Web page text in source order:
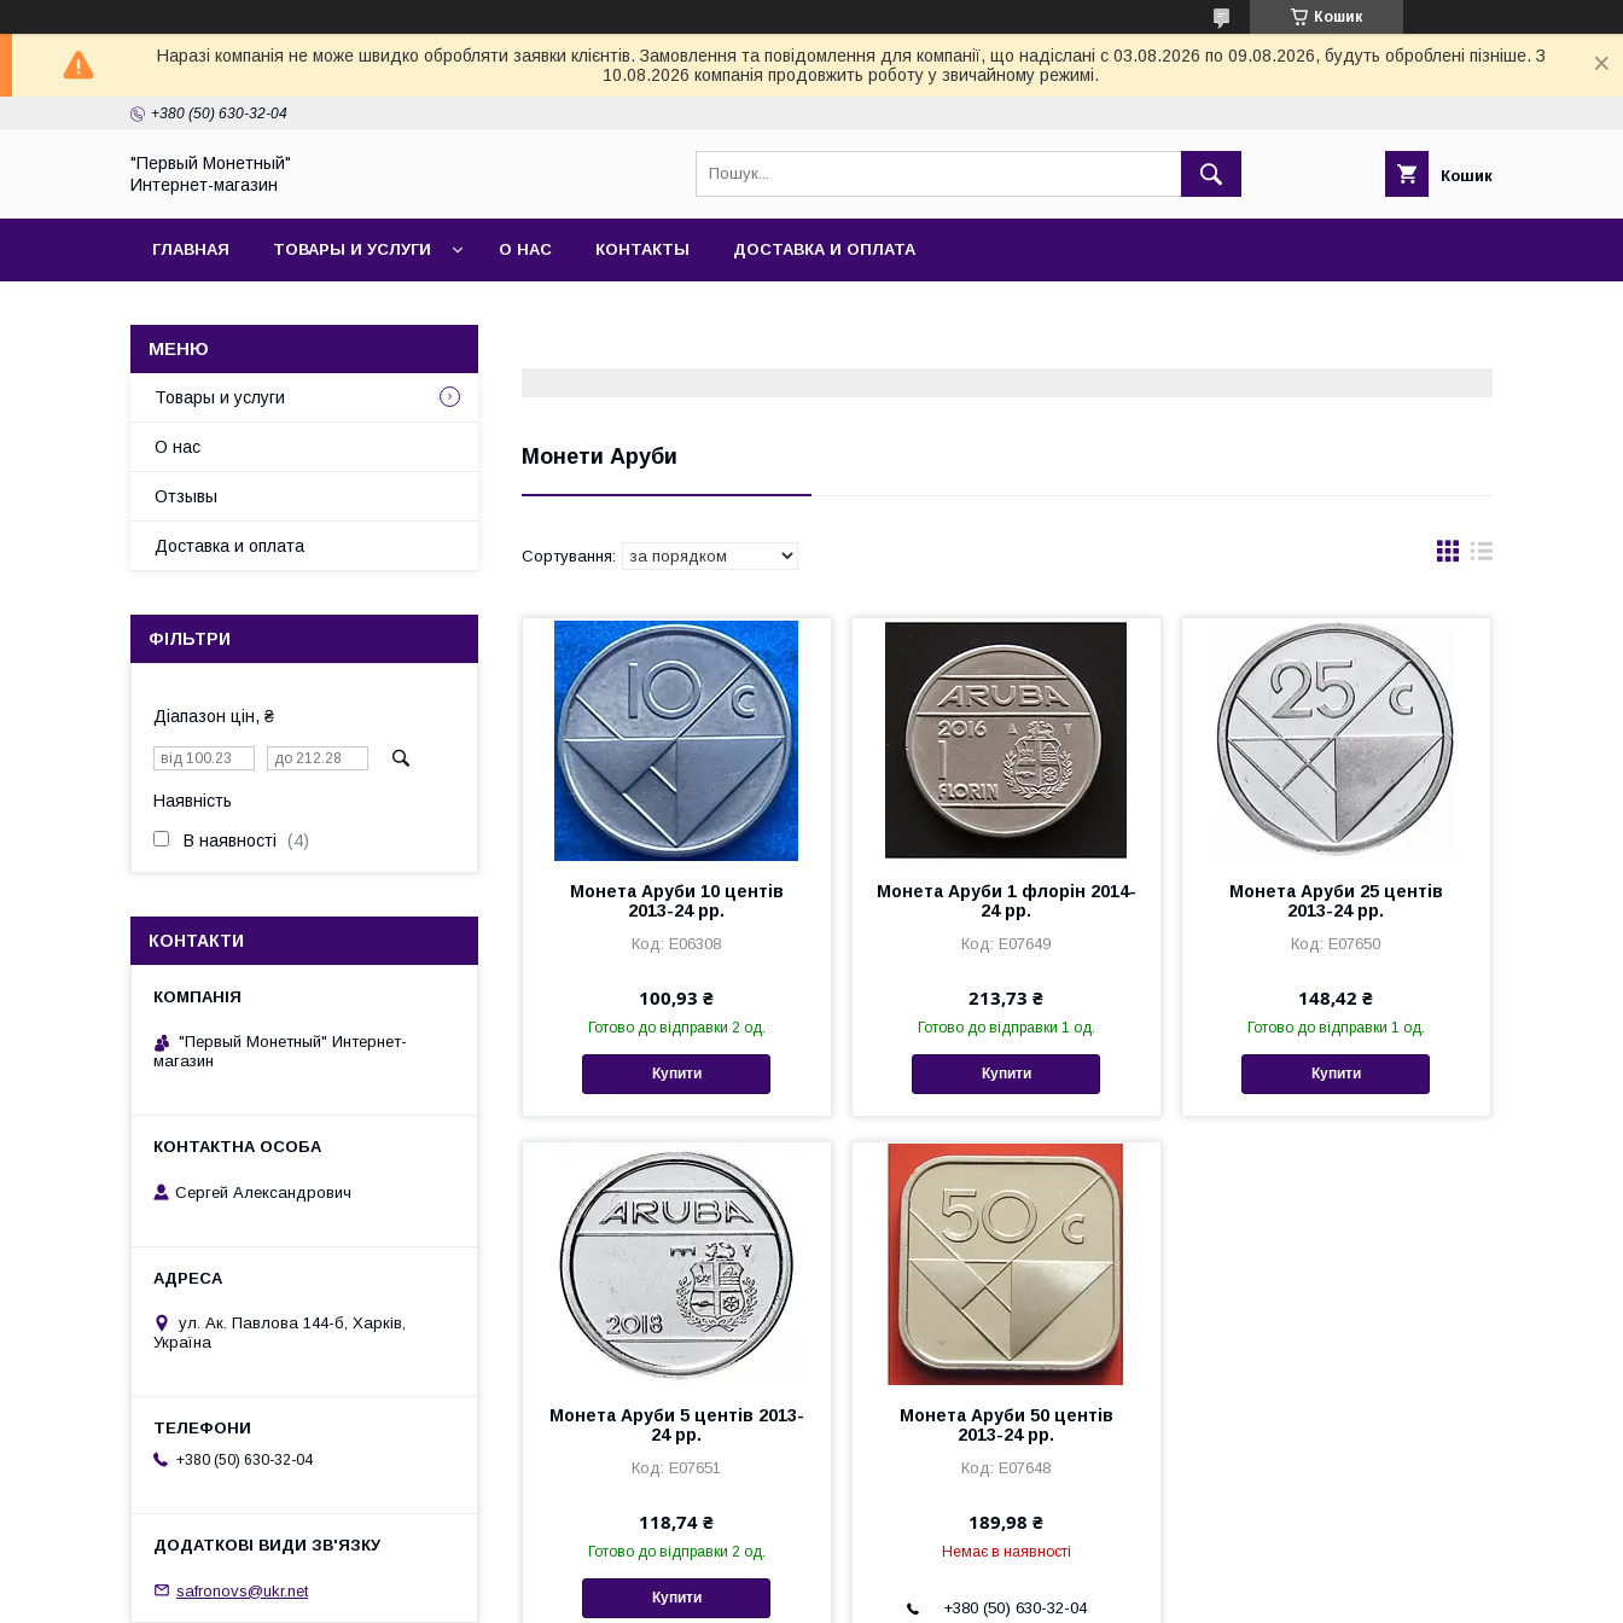
Кошик
Наразі компанія не може швидко обробляти заявки клієнтів. Замовлення та повідомлення для компанії, що надіслані с 03.08.2026 по 09.08.2026, будуть оброблені пізніше. З
10.08.2026 компанія продовжить роботу у звичайному режимі.
+380 (50) 630-32-04
"Первый Монетный"
Интернет-магазин
Кошик
ГЛАВНАЯ ТОВАРЫ И УСЛУГИ О НАС КОНТАКТЫ ДОСТАВКА И ОПЛАТА
Монети Аруби
Монета Аруби 10 центів
2013-24 рр.
Е06308
100,93 ₴
Готово до відправки 2 од.
Купити
Монета Аруби 1 флорін 2014-
24 рр.
Е07649
213,73 ₴
Готово до відправки 1 од.
Купити
Монета Аруби 25 центів
2013-24 рр.
Е07650
148,42 ₴
Готово до відправки 1 од.
Купити
Монета Аруби 5 центів 2013-
24 рр.
Е07651
118,74 ₴
Готово до відправки 2 од.
Купити
Монета Аруби 50 центів
2013-24 рр.
Е07648
189,98 ₴
Немає в наявності
+380 (50) 630-32-04
Товары и услуги
О нас
Отзывы
Доставка и оплата
ФІЛЬТРИ
Діапазон цін, ₴
Наявність
В наявності 4
КОНТАКТИ
"Первый Монетный" Интернет-
магазин
Сергей Александрович
ул. Ак. Павлова 144-б, Харків,
Україна
+380 (50) 630-32-04
safronovs@ukr.net